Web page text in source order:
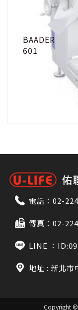
BAADER
601
電話： 02-
傳真：02-
LINE ：
地址 : 新北
Copyright ©